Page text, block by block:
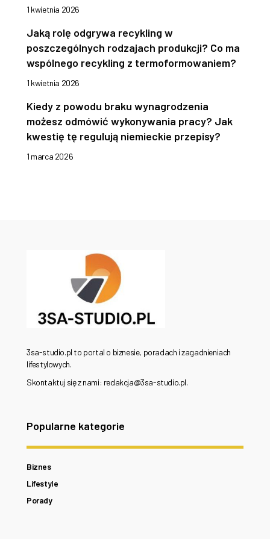
1 kwietnia 2026
Jaką rolę odgrywa recykling w
poszczególnych rodzajach produkcji? Co ma
wspólnego recykling z termoformowaniem?
1 kwietnia 2026
Kiedy z powodu braku wynagrodzenia
możesz odmówić wykonywania pracy? Jak
kwestię tę regulują niemieckie przepisy?
1 marca 2026
3sa-studio.pl to portal o biznesie, poradach i zagadnieniach
lifestylowych.
Skontaktuj się z nami: redakcja@3sa-studio.pl.
Popularne kategorie
Biznes
Lifestyle
Porady